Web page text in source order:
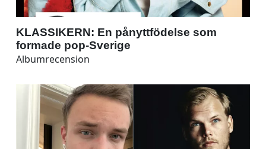
KLASSIKERN: En pånyttfödelse som
formade pop-Sverige
Albumrecension